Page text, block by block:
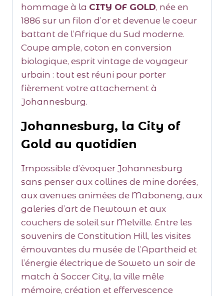
hommage à la CITY OF GOLD, née en
1886 sur un filon d’or et devenue le coeur
battant de l’Afrique du Sud moderne.
Coupe ample, coton en conversion
biologique, esprit vintage de voyageur
urbain : tout est réuni pour porter
fièrement votre attachement à
Johannesburg.
Johannesburg, la City of
Gold au quotidien
Impossible d’évoquer Johannesburg
sans penser aux collines de mine dorées,
aux avenues animées de Maboneng, aux
galeries d’art de Newtown et aux
couchers de soleil sur Melville. Entre les
souvenirs de Constitution Hill, les visites
émouvantes du musée de l’Apartheid et
l’énergie électrique de Soweto un soir de
match à Soccer City, la ville mêle
mémoire, création et effervescence